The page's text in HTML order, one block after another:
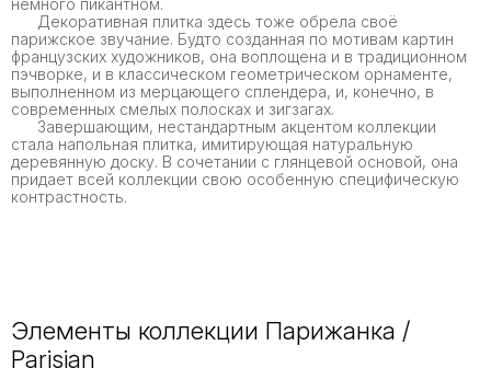
немного пикантном.
Декоративная плитка здесь тоже обрела своё
парижское звучание. Будто созданная по мотивам картин
французских художников, она воплощена и в традиционном
пэчворке, и в классическом геометрическом орнаменте,
выполненном из мерцающего сплендера, и, конечно, в
современных смелых полосках и зигзагах.
Завершающим, нестандартным акцентом коллекции
стала напольная плитка, имитирующая натуральную
деревянную доску. В сочетании с глянцевой основой, она
придает всей коллекции свою особенную специфическую
контрастность.
Элементы коллекции Парижанка /
Parisian